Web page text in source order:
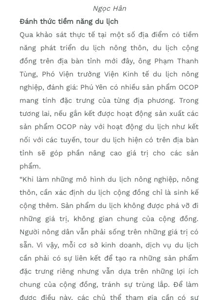
Ngọc Hân
Đánh thức tiềm năng du lịch
Qua khảo sát thực tế tại một số địa điểm có tiềm
năng phát triển du lịch nông thôn, du lịch cộng
đồng trên địa bàn tỉnh mới đây, ông Phạm Thanh
Tùng, Phó Viện trưởng Viện Kinh tế du lịch nông
nghiệp, đánh giá: Phú Yên có nhiều sản phẩm OCOP
mang tính đặc trưng của từng địa phương. Trong
tương lai, nếu gắn kết được hoạt động sản xuất các
sản phẩm OCOP này với hoạt động du lịch như kết
nối với các tuyến, tour du lịch hiện có trên địa bàn
tỉnh sẽ góp phần nâng cao giá trị cho các sản
phẩm.
“Khi làm những mô hình du lịch nông nghiệp, nông
thôn, cần xác định du lịch cộng đồng chỉ là sinh kế
cộng thêm. Sản phẩm du lịch không được phá vỡ đi
những giá trị, không gian chung của cộng đồng.
Người nông dân vẫn phải sống trên những giá trị có
sẵn. Vì vậy, mỗi cơ sở kinh doanh, dịch vụ du lịch
cần phải có sự liên kết để tạo ra những sản phẩm
đặc trưng riêng nhưng vẫn dựa trên những lợi ích
chung của cộng đồng, tránh sự trùng lắp. Để làm
được điều này, các chủ thể tham gia cần có sự